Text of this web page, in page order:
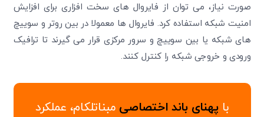
صورت نیاز، می توان از فایروال های سخت افزاری برای افزایش
امنیت شبکه استفاده کرد. فایروال ها معمولا در بین روتر و سوییچ
های شبکه یا بین سوییچ و سرور مرکزی قرار می گیرند تا ترافیک
ورودی و خروجی شبکه را کنترل کنند.
با پهنای باند اختصاصی مبناتلکام، عملکرد